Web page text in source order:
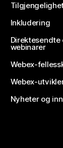
Inkludering
webinarer
Webex-
Webex-
Nyheter og